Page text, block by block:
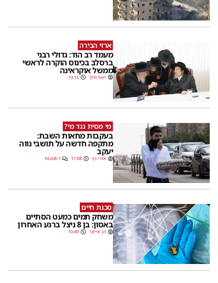
ארזי הבירה
מעמד רב הוד: גדולי רבני
ברסלב בכינוס הוקרה לראשי
ממשל אוקראינה
יואל וולך 13:15
מי מסית נגד מי?
בעקבות מחאות השבת:
מתקפה חדשה על תושבי נווה
יעקב
אורי כץ 11:08 1 תגובות
סכנת חיים
משחק תמים כמעט הסתיים
באסון: בן 8 ניצל ברגע האחרון
דב אייזנר 10:49